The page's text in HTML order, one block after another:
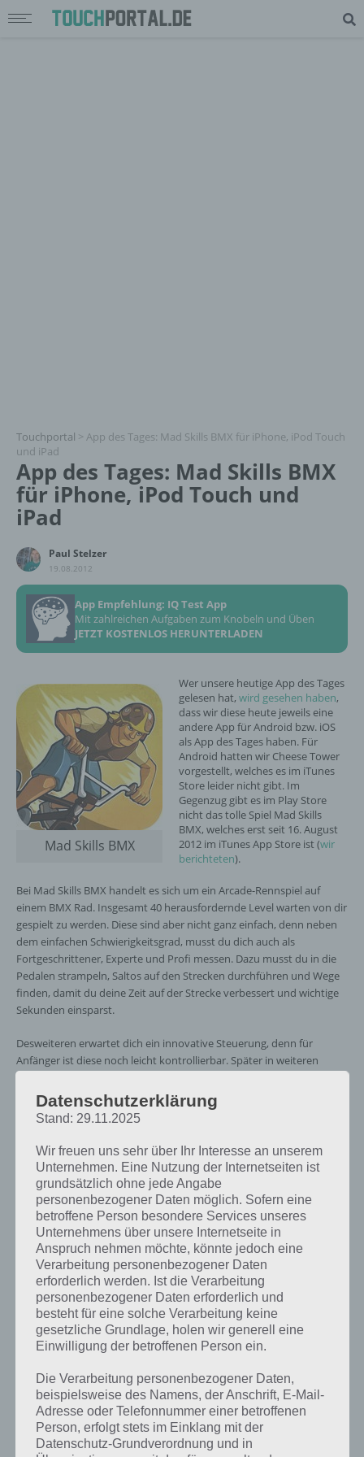
Touchportal > App des Tages: Mad Skills BMX für iPhone, iPod Touch
und iPad
App des Tages: Mad Skills BMX
für iPhone, iPod Touch und
iPad
Paul Stelzer
19.08.2012
App Empfehlung: IQ Test App
Mit zahlreichen Aufgaben zum Knobeln und Üben
JETZT KOSTENLOS HERUNTERLADEN
Mad Skills BMX
Wer unsere heutige App des Tages
gelesen hat, wird gesehen haben,
dass wir diese heute jeweils eine
andere App für Android bzw. iOS
als App des Tages haben. Für
Android hatten wir Cheese Tower
vorgestellt, welches es im iTunes
Store leider nicht gibt. Im
Gegenzug gibt es im Play Store
nicht das tolle Spiel Mad Skills
BMX, welches erst seit 16. August
2012 im iTunes App Store ist (wir
berichteten).
Bei Mad Skills BMX handelt es sich um ein Arcade-Rennspiel auf
einem BMX Rad. Insgesamt 40 herausfordernde Level warten von dir
gespielt zu werden. Diese sind aber nicht ganz einfach, denn neben
dem einfachen Schwierigkeitsgrad, musst du dich auch als
Fortgeschrittener, Experte und Profi messen. Dazu musst du in die
Pedalen strampeln, Saltos auf den Strecken durchführen und Wege
finden, damit du deine Zeit auf der Strecke verbessert und wichtige
Sekunden einsparst.
Desweiteren erwartet dich ein innovative Steuerung, denn für
Anfänger ist diese noch leicht kontrollierbar. Später in weiteren
Schwierigkeitsgraden wird aber eben jener zu einer neuen
Herausforderung für alle Spieler.
du das Spiel mit Facebook verbinden, um so gegen deine Freunde
anzutreten, die Highscores und Wiederholungen abzuspeichern und
dich so in der Rangliste nach oben zu fahren.
Natürlich bietet Mad Skills BMX eine tolle Soundkulisse, du kannst
deinen Charakter individuell anpassen und natürlich gibt es für
Anfänger eine interaktive Anleitung. Zudem sind für die Zukunft
zahlreiche Updates geplant.
Datenschutzerklärung
Stand: 29.11.2025
Wir freuen uns sehr über Ihr Interesse an unserem
Unternehmen. Eine Nutzung der Internetseiten ist
grundsätzlich ohne jede Angabe
personenbezogener Daten möglich. Sofern eine
betroffene Person besondere Services unseres
Unternehmens über unsere Internetseite in
Anspruch nehmen möchte, könnte jedoch eine
Verarbeitung personenbezogener Daten
erforderlich werden. Ist die Verarbeitung
personenbezogener Daten erforderlich und
besteht für eine solche Verarbeitung keine
gesetzliche Grundlage, holen wir generell eine
Einwilligung der betroffenen Person ein.
Die Verarbeitung personenbezogener Daten,
beispielsweise des Namens, der Anschrift, E-Mail-
Adresse oder Telefonnummer einer betroffenen
Person, erfolgt stets im Einklang mit der
Datenschutz-Grundverordnung und in